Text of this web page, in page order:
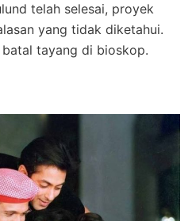
telah selesai, proyek
yang tidak diketahui.
tayang di bioskop.